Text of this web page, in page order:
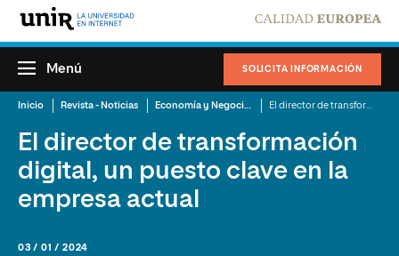
SOLICITA INFORMACIÓN
Menú
Inicio Revista - Noticias Economía y Negocios
El director de transformación
digital, un puesto clave en la
empresa actual
03 / 01 / 2024